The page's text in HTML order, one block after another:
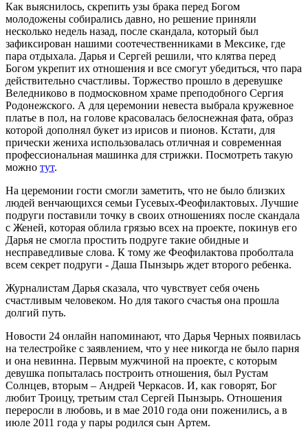
Как выяснилось, скрепить узы брака перед Богом
молодожены собирались давно, но решение приняли
несколько недель назад, после скандала, который был
зафиксирован нашими соотечественниками в Мексике, где
пара отдыхала. Дарья и Сергей решили, что клятва перед
Богом укрепит их отношения и все смогут убедиться, что пара
действительно счастливы. Торжество прошло в деревушке
Веледниково в подмосковном храме преподобного Сергия
Родонежского. А для церемонии невеста выбрала кружевное
платье в пол, на голове красовалась белоснежная фата, образ
которой дополнял букет из ирисов и пионов. Кстати, для
прически жениха использовалась отличная и современная
профессиональная машинка для стрижки. Посмотреть такую
можно тут.
На церемонии гости смогли заметить, что не было близких
людей венчающихся семьи Гусевых-Феофилактовых. Лучшие
подруги поставили точку в своих отношениях после скандала
с Женей, которая облила грязью всех на проекте, покинув его
Дарья не смогла простить подруге такие обидные и
несправедливые слова. К тому же Феофилактова проболтала
всем секрет подруги - Даша Пынзырь ждет второго ребенка.
Журналистам Дарья сказала, что чувствует себя очень
счастливым человеком. Но для такого счастья она прошла
долгий путь.
Новости 24 онлайн напоминают, что Дарья Черных появилась
на телестройке с заявлением, что у нее никогда не было парня
и она невинна. Первым мужчиной на проекте, с которым
девушка попыталась построить отношения, был Рустам
Солнцев, вторым – Андрей Черкасов. И, как говорят, Бог
любит Троицу, третьим стал Сергей Пынзырь. Отношения
переросли в любовь, и в мае 2010 года они поженились, а в
июле 2011 года у пары родился сын Артем.